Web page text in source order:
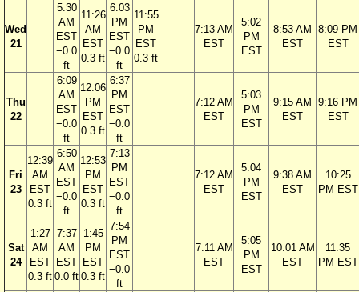
Wed
21
5:30
AM
EST
−0.0
ft
11:26
AM
EST
0.3 ft
6:03
PM
EST
−0.0
ft
11:55
PM
EST
0.3 ft
7:13 AM
EST
5:02
PM
EST
8:53 AM
EST
8:09 PM
EST
Thu
22
6:09
AM
EST
−0.0
ft
12:06
PM
EST
0.3 ft
6:37
PM
EST
−0.0
ft
7:12 AM
EST
5:03
PM
EST
9:15 AM
EST
9:16 PM
EST
Fri
23
12:39
AM
EST
0.3 ft
6:50
AM
EST
−0.0
ft
12:53
PM
EST
0.3 ft
7:13
PM
EST
−0.0
ft
7:12 AM
EST
5:04
PM
EST
9:38 AM
EST
10:25
PM EST
Sat
24
1:27
AM
EST
0.3 ft
7:37
AM
EST
0.0 ft
1:45
PM
EST
0.3 ft
7:54
PM
EST
−0.0
ft
7:11 AM
EST
5:05
PM
EST
10:01 AM
EST
11:35
PM EST